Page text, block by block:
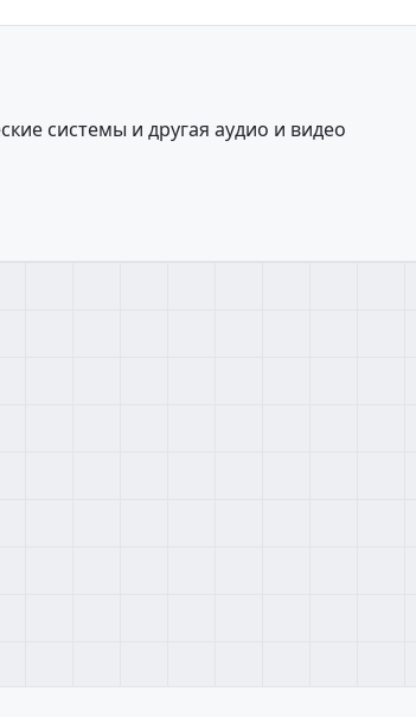
системы и другая аудио и видео